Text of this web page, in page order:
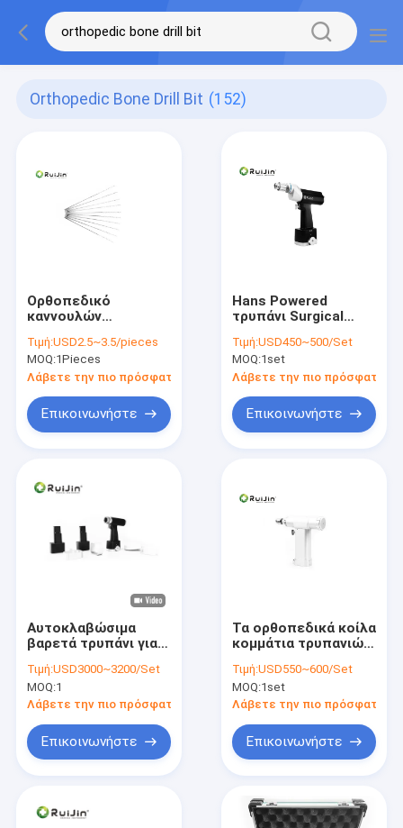
Orthopedic Bone Drill Bit (152)
Ορθοπεδικό
καννουλών
τρυπανιών
ανοξείδωτο HCS
εξαρτημάτων
κομματιών ιατρικό
Τιμή:USD2.5~3.5/pieces
MOQ:1Pieces
Λάβετε την πιο πρόσφατη τιμή
Επικοινωνήστε
Hans Powered
τρυπάνι Surgical
Cannulated
κομματιών
μικροϋπολογιστών
ασύρματο
ορθοπεδικό
κόκκαλων
Τιμή:USD450~500/Set
MOQ:1set
Λάβετε την πιο πρόσφατη
Επικοινωνήστε
Αυτοκλαβώσιμα
βαρετά τρυπάνι για
χειρουργική με
υψηλές επιδόσεις
Τιμή:USD3000~3200/Set
MOQ:1
Λάβετε την πιο πρόσφατη τιμή
Επικοινωνήστε
Τα ορθοπεδικά κοίλα
κομμάτια τρυπανιών
χειρουργικά δύναμης
όργανα τρυπανιών
κόκκαλων εργαλείων
μπαταρία
Τιμή:USD550~600/Set
MOQ:1set
Λάβετε την πιο πρόσφατη
Επικοινωνήστε